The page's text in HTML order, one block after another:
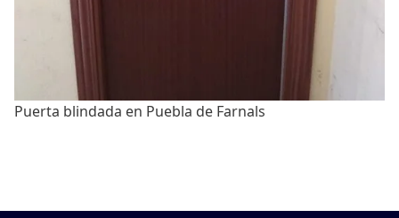
Puerta blindada en Puebla de Farnals